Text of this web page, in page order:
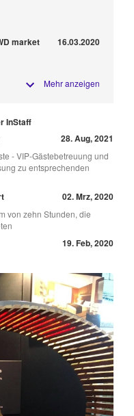
market
16.03.2020
Mehr anzeigen
InStaff
28. Aug, 2021
- VIP-Gästebetreuung und
zu entsprechenden
02. Mrz, 2020
von zehn Stunden, die
19. Feb, 2020